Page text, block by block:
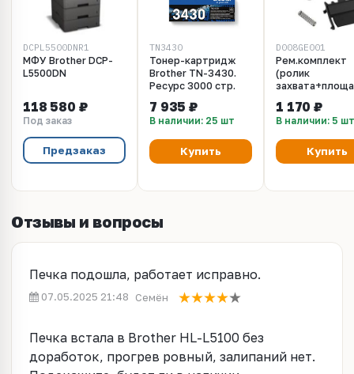
DCPL5500DNR1
МФУ Brother DCP-
L5500DN
118 580 ₽
Под заказ
Предзаказ
TN3430
Тонер-картридж
Brother TN-3430.
Ресурс 3000 стр.
7 935 ₽
В наличии: 25 шт
Купить
D008GE001
Рем.комплект
(ролик
5590, L5100,
6200, MFC-
8540, L5700
(D008GE001)
1 170 ₽
В наличии: 5 шт
Купить
Отзывы и вопросы
Печка подошла, работает исправно.
07.05.2025 21:48 Семён
Печка встала в Brother HL-L5100 без
доработок, прогрев ровный, залипаний нет.